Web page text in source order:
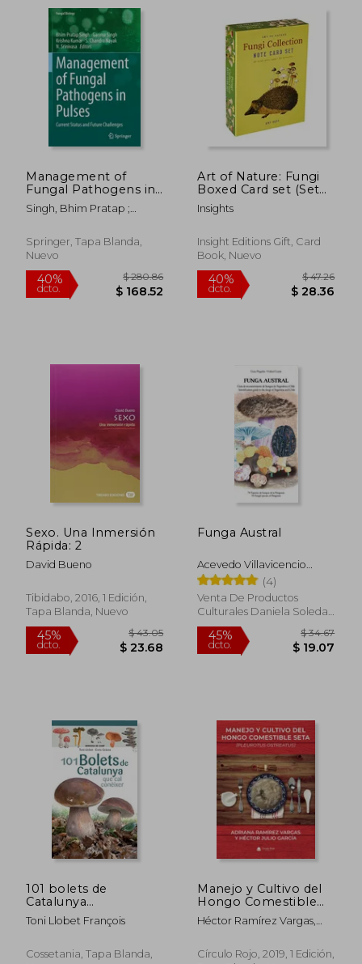
$ 168.52
Management of
Fungal Pathogens in
Pulses: Current Status
and Future
Inglés)
Singh, Bhim Pratap ;
Krishna
Springer, Tapa Blanda,
Nuevo
Art of Nature: Fungi
Boxed Card set (Set
of 20 Cards): (Gifts for
Mushroom
Nature Lovers) (en
Inglés)
Insights
Insight Editions Gift, Card
Book, Nuevo
Sexo. Una Inmersión
Rápida: 2
David Bueno
Tibidabo, 2016, 1 Edición,
Tapa Blanda, Nuevo
Funga Austral
Acevedo Villavicencio
Brandon Mario
(4)
Venta De Productos
Culturales Daniela Soledad
Reyes González E.I.R.L. /
Naturaleza Inarrumen
Ediciones, 2023, Tapa
101 bolets de
Catalunya
(Paperback) (en
Catalán)
Toni Llobet François
Cossetania, Tapa Blanda,
Manejo y Cultivo del
Hongo Comestible
Seta: (Pleurotus
Ostreatus)
Héctor Ramírez Vargas,
Círculo Rojo, 2019, 1 Edición,